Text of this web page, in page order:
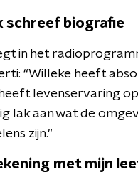
schreef biografie
in het
“Willeke heeft
levenservaring
lak aan wat de
zijn.”
met mijn